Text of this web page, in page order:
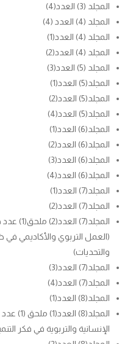
المجلد (3) العدد(4)
المجلد (4) العدد (4)
المجلد (4) العدد(1)
المجلد (4) العدد(2)
المجلد (5) العدد(3)
المجلد(5) العدد(1)
المجلد(5) العدد(2)
المجلد(5) العدد(4)
المجلد(6) العدد(1)
المجلد(6) العدد(2)
المجلد(6) العدد(3)
المجلد(6) العدد(4)
المجلد(7) العدد(1)
المجلد(7) العدد(2)
(العمل التربوي والأكاديمي
والتحديات)
المجلد(7) العدد(3)
المجلد(7) العدد(4)
المجلد(8) العدد(1)
الإنسانية والتربوية في فكر